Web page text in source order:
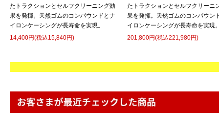
たトラクションとセルフクリーニング効
果を発揮。天然ゴムのコンパウンドとナ
イロンケーシングが長寿命を実現。
14,400円(税込15,840円)
たトラクションとセルフクリーニ
果を発揮。天然ゴムのコンパウン
イロンケーシングが長寿命を実現
201,800円(税込221,980円)